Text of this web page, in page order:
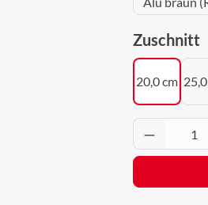
Zuschnitt
20,0 cm